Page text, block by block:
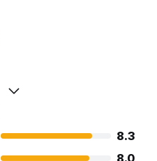
8.3
8.0